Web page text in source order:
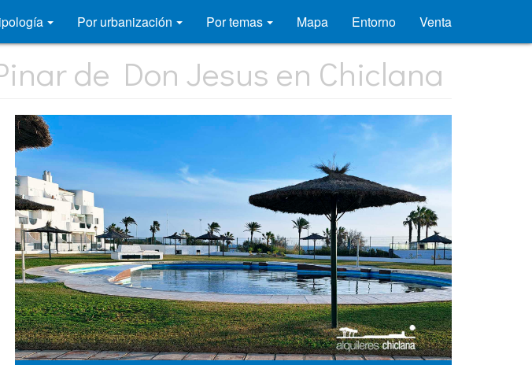
Por urbanización Por temas Mapa Entorno Venta
de Don Jesus en Chiclana